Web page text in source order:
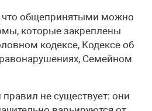
что общепринятыми можно
которые закреплены
кодексе, Кодексе об
Семейном
не существует: они